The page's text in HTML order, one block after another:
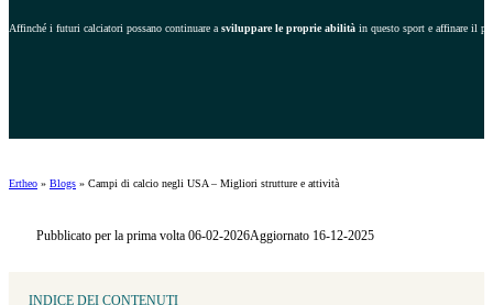
Affinché i futuri calciatori possano continuare a sviluppare le proprie abilità in questo sport e affinare il
Ertheo » Blogs » Campi di calcio negli USA – Migliori strutture e attività
Pubblicato per la prima volta 06-02-2026Aggiornato 16-12-2025
INDICE DEI CONTENUTI